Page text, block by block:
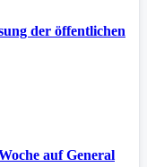
der öffentlichen
auf General